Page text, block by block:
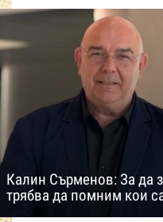
Калин Сърменов: За да
трябва да помним кои